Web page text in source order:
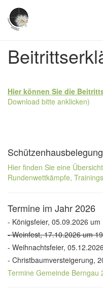
Hier können Sie die
Download bitte anklicken)
Schützenhausbelegung
Hier finden Sie eine
Rundenwettkämpfe,
Termine im Jahr 2026
- Königsfeier, 05.09.2026 um
- Weinfest, 17.10.2026 um
- Weihnachtsfeier,
- Christbaumversteigerung,
Termine Gemeinde Berngau